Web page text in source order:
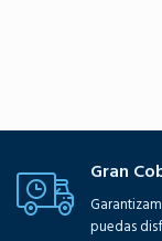
Gran
puedas